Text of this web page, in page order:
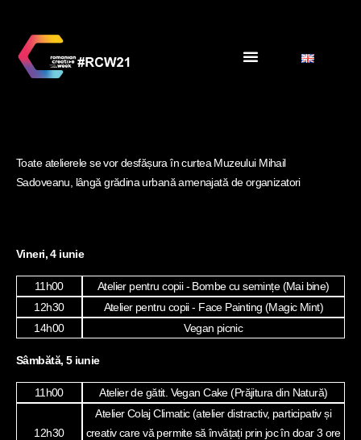
Toate atelierele se vor desfășura în curtea Muzeului Mihail
Sadoveanu, lângă grădina urbană amenajată de organizatori
Vineri, 4 iunie
11h00
Atelier pentru copii - Bombe cu semințe (Mai bine)
12h30
Atelier pentru copii - Face Painting (Magic Mint)
14h00
Vegan picnic
Sâmbătă, 5 iunie
11h00 Atelier de gătit. Vegan Cake (Prăjitura din Natură)
12h30
Atelier Colaj Climatic (atelier distractiv, participativ și
creativ care vă permite să învățați prin joc în doar 3 ore